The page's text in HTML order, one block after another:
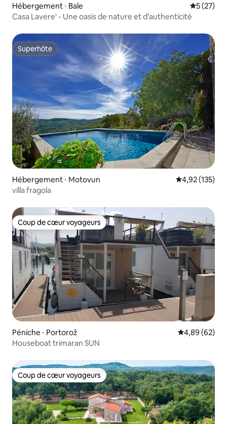
Hébergement ⋅ Bale
5 (27)
Casa Lavere' - Une oasis de nature et d’authenticité
Superhôte
Superhôte
Hébergement ⋅ Motovun Évaluation
4,92 (135)
villa fragola
Coup de cœur voyageurs
Coup de cœur voyageurs
Péniche ⋅ Portorož Évaluation
4,89 (62)
Houseboat trimaran SUN
Coup de cœur voyageurs
Coup de cœur voyageurs